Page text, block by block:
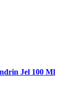
Jel 100 Ml